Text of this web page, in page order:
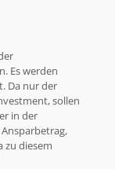
Es werden
Da nur der
sollen
in der
zu diesem